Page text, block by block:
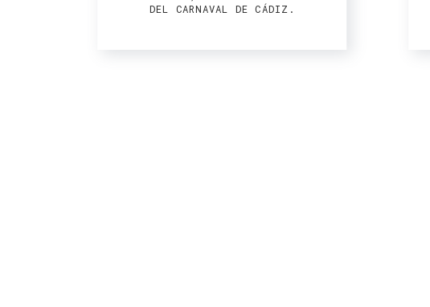
DEL CARNAVAL DE CÁDIZ.